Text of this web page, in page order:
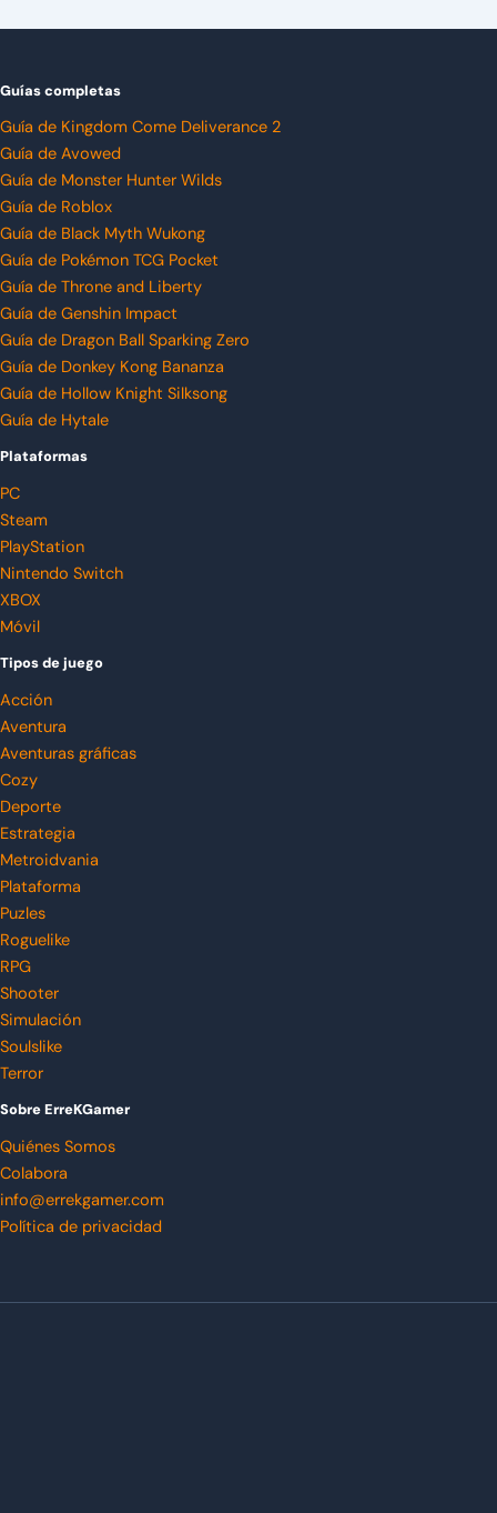
Guías completas
Guía de Kingdom Come Deliverance 2
Guía de Avowed
Guía de Monster Hunter Wilds
Guía de Roblox
Guía de Black Myth Wukong
Guía de Pokémon TCG Pocket
Guía de Throne and Liberty
Guía de Genshin Impact
Guía de Dragon Ball Sparking Zero
Guía de Donkey Kong Bananza
Guía de Hollow Knight Silksong
Guía de Hytale
Plataformas
PC
Steam
PlayStation
Nintendo Switch
XBOX
Móvil
Tipos de juego
Acción
Aventura
Aventuras gráficas
Cozy
Deporte
Estrategia
Metroidvania
Plataforma
Puzles
Roguelike
RPG
Shooter
Simulación
Soulslike
Terror
Sobre ErreKGamer
Quiénes Somos
Colabora
info@errekgamer.com
Política de privacidad